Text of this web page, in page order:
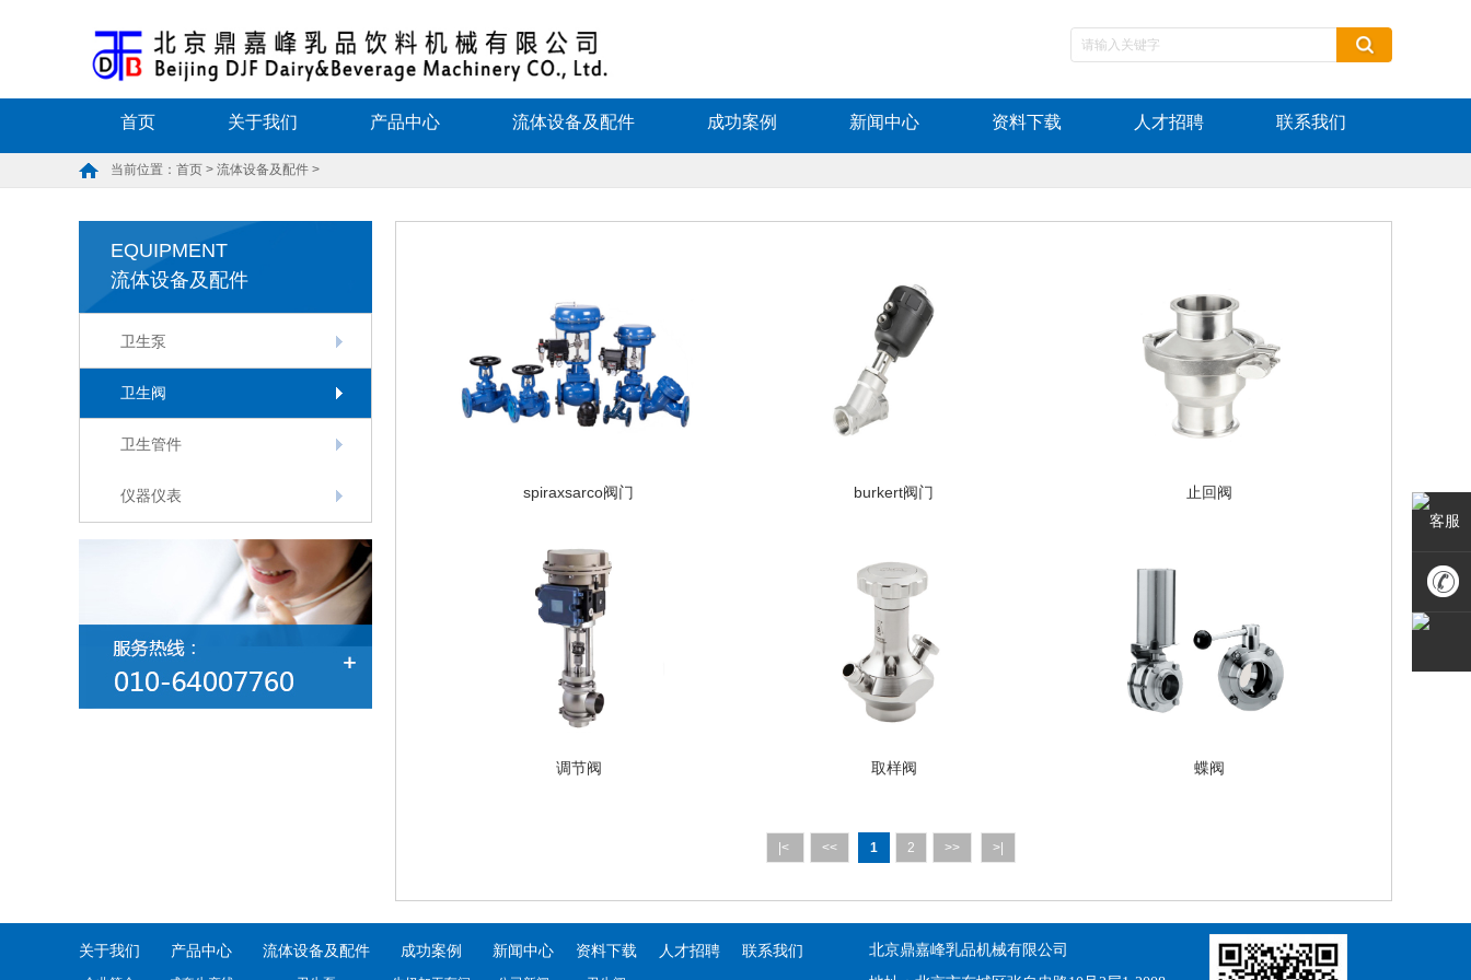
首页 关于我们 产品中心 流体设备及配件 成功案例 新闻中心 资料下载 人才招聘 联系我们
当前位置： 首页 > 流体设备及配件 >
EQUIPMENT
流体设备及配件
卫生泵
卫生阀
卫生管件
仪器仪表 spiraxsarco阀门 burkert阀门 止回阀
调节阀 取样阀 蝶阀
|< << 1 2 >> >|
关于我们 产品中心 流体设备及配件 成功案例 新闻中心 资料下载 人才招聘 联系我们
北京鼎嘉峰乳品机械有限公司
客服